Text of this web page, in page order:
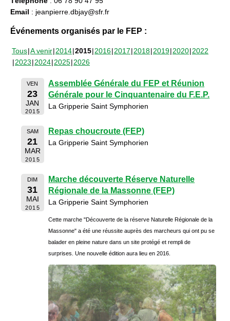
Email : jeanpierre.dbjay@sfr.fr
Événements organisés par le FEP :
Tous A venir 2014 2015 2016 2017 2018 2019 2020 2022
2023 2024 2025 2026
VEN
23
JAN
2015
Assemblée Générale du FEP et Réunion
Générale pour le Cinquantenaire du F.E.P.
La Gripperie Saint Symphorien
SAM
21
MAR
2015
Repas choucroute (FEP)
La Gripperie Saint Symphorien
DIM
31
MAI
2015
Marche découverte Réserve Naturelle
Régionale de la Massonne (FEP)
La Gripperie Saint Symphorien
Cette marche "Découverte de la réserve Naturelle Régionale de la
Massonne" a été une réussite auprès des marcheurs qui ont pu se
balader en pleine nature dans un site protégé et rempli de
surprises. Une nouvelle édition aura lieu en 2016.